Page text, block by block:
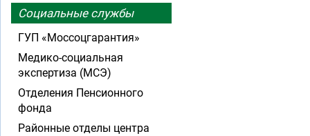
Социальные службы
ГУП «Моссоцгарантия»
Медико-социальная
экспертиза (МСЭ)
Отделения Пенсионного
фонда
Районные отделы центра